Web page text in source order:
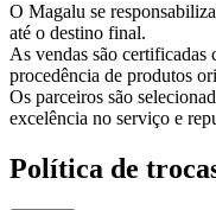
O Magalu se
até o destino final.
As vendas são certificadas
procedência de produtos
Os parceiros são
excelência no serviço e
Política de